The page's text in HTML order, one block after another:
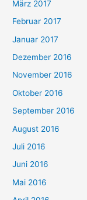
März 2017
Februar 2017
Januar 2017
Dezember 2016
November 2016
Oktober 2016
September 2016
August 2016
Juli 2016
Juni 2016
Mai 2016